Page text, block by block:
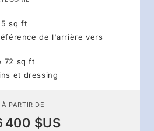
sq ft
de l'arrière vers
72 sq ft
et dressing
PARTIR DE
400 $US